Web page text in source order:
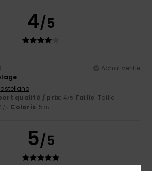
4/5
Achat vérifié
qualité / prix: 4/5 Taille: Taille
/5 Coloris: 5 /5
5/5